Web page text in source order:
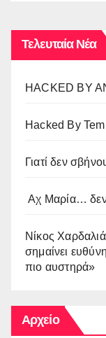
Τελευταία Νέα
HACKED BY
Hacked By
Γιατί δεν
Αχ Μαρία…
Νίκος
σημαίνει
πιο αυστηρά»
Αρχείο